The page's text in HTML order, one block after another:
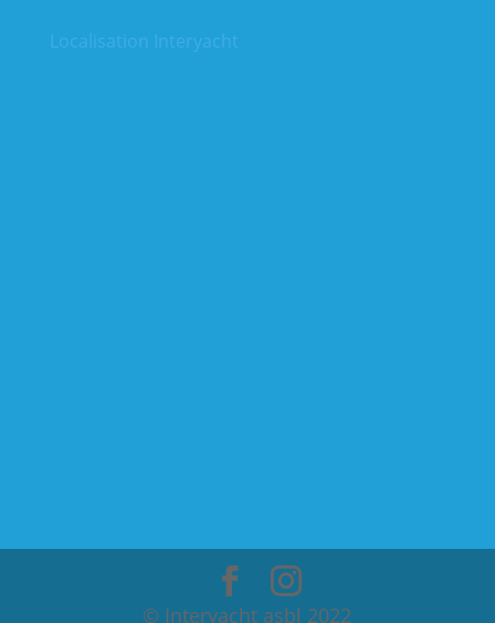
Localisation Interyacht
©️ Interyacht asbl 2022